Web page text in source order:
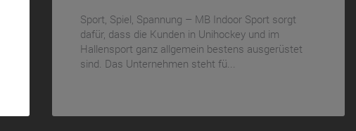
Sport, Spiel, Spannung – MB Indoor Sport sorgt
dafür, dass die Kunden in Unihockey und im
Hallensport ganz allgemein bestens ausgerüstet
sind. Das Unternehmen steht fü...